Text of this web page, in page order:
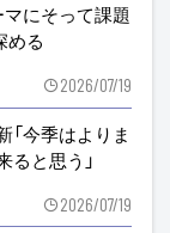
マにそって課題
める
2026/07/19
「今季はよりま
と思う」
2026/07/19